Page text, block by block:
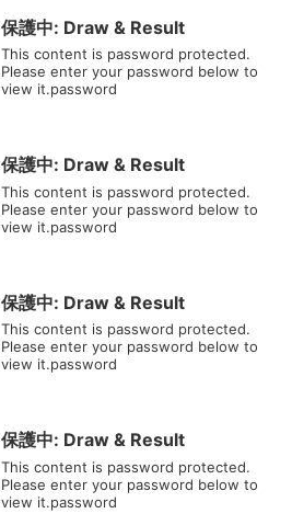
保護中: Draw & Result
This content is password protected.
Please enter your password below to
view it.password
保護中: Draw & Result
This content is password protected.
Please enter your password below to
view it.password
保護中: Draw & Result
This content is password protected.
Please enter your password below to
view it.password
保護中: Draw & Result
This content is password protected.
Please enter your password below to
view it.password